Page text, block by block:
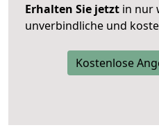
Erhalten Sie jetzt in nur
unverbindliche und
Kostenlose